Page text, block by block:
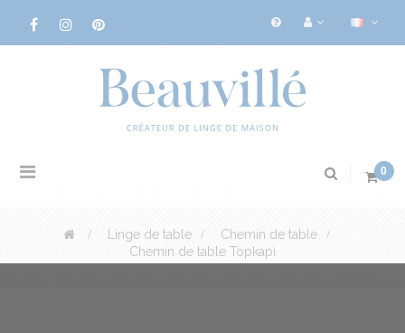
Basculer
0
> Linge de table > Chemin de table
>
Chemin de table Topkapi